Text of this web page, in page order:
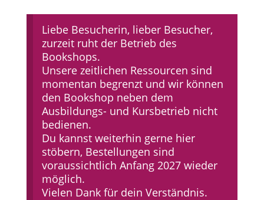
Liebe Besucherin, lieber Besucher,
zurzeit ruht der Betrieb des
Bookshops.
Unsere zeitlichen Ressourcen sind
momentan begrenzt und wir können
den Bookshop neben dem
Ausbildungs- und Kursbetrieb nicht
bedienen.
Du kannst weiterhin gerne hier
stöbern, Bestellungen sind
voraussichtlich Anfang 2027 wieder
möglich.
Vielen Dank für dein Verständnis.